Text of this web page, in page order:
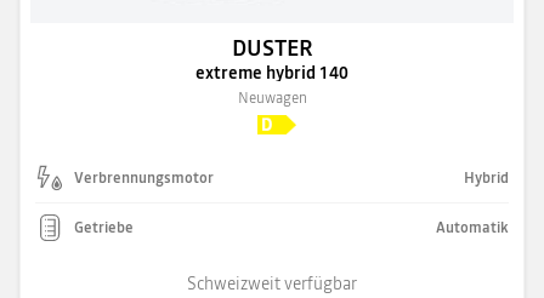
DUSTER
extreme hybrid 140
Neuwagen
Verbrennungsmotor Hybrid
Getriebe Automatik
Schweizweit verfügbar